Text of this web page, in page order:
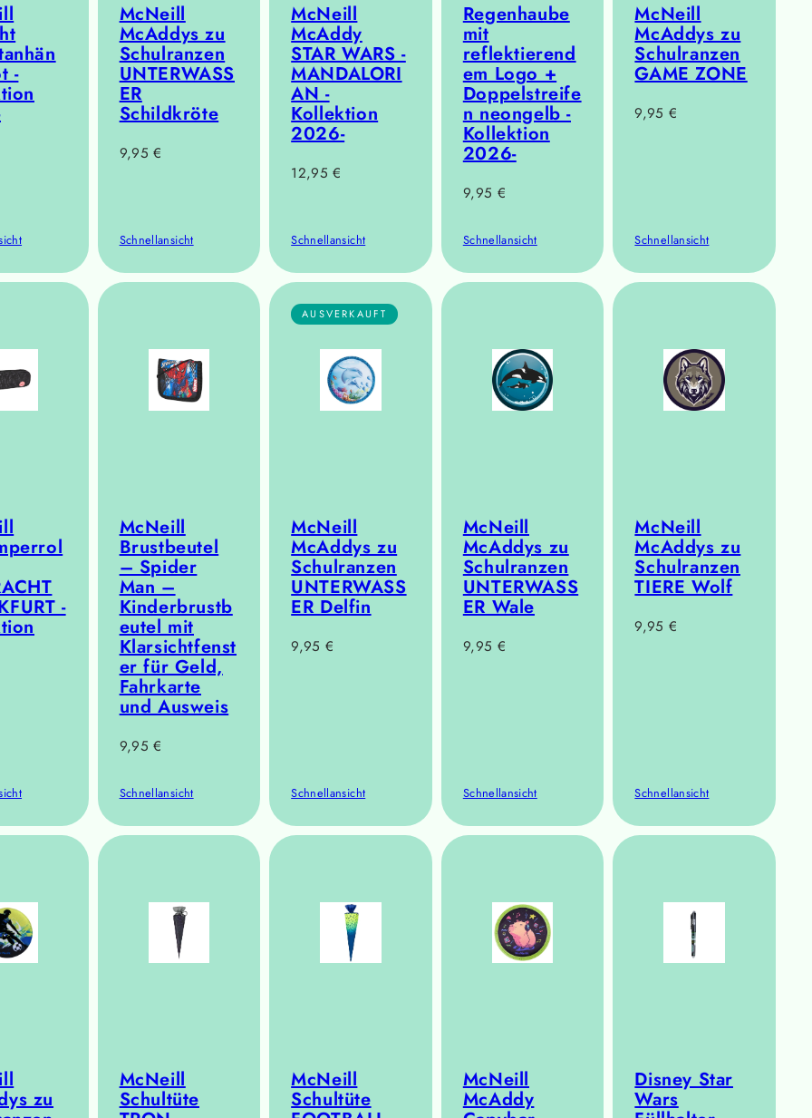
-
McNeill
McAddys zu
Schulranzen
UNTERWASS
ER
Schildkröte
Regulärer
9,95 €
Schnellansicht
McNeill
McAddy
STAR WARS -
MANDALORI
AN -
Kollektion
2026-
Regulärer
12,95 €
Schnellansicht
Regenhaube
mit
reflektierend
em Logo +
Doppelstreife
n neongelb -
Kollektion
2026-
Regulärer
9,95 €
Schnellansicht
McNeill
McAddys zu
Schulranzen
GAME ZONE
Regulärer
9,95 €
Schnellansicht
-
McNeill
Brustbeutel
– Spider
Man –
Kinderbrustb
eutel mit
Klarsichtfenst
er für Geld,
Fahrkarte
und Ausweis
Regulärer
9,95 €
Schnellansicht
AUSVERKAUFT
McNeill
McAddys zu
Schulranzen
UNTERWASS
ER Delfin
Regulärer
9,95 €
Schnellansicht
McNeill
McAddys zu
Schulranzen
UNTERWASS
ER Wale
Regulärer
9,95 €
Schnellansicht
McNeill
McAddys zu
Schulranzen
TIERE Wolf
Regulärer
9,95 €
Schnellansicht
zu
McNeill
Schultüte
McNeill
Schultüte
McNeill
McAddy
Disney Star
Wars